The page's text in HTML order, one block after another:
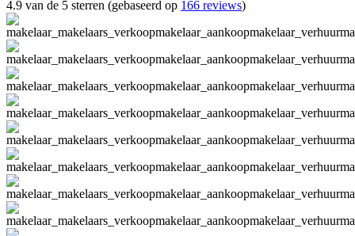
4.9 van de 5 sterren (gebaseerd op 166 reviews)